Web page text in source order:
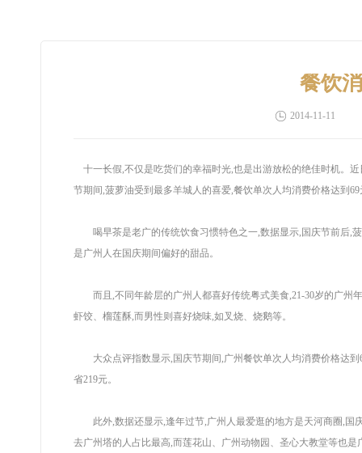
餐饮
2014-11-11
十一长假,不仅是吃货们的幸福时光,也是出游放松的绝佳时机。
节期间,菠萝油受到最多羊城人的喜爱,餐饮单次人均消费价格达到69
喝早茶是老广的传统饮食习惯特色之一,数据显示,国庆节前后,
是广州人在国庆期间偏好的甜品。
而且,不同年龄层的广州人都喜好传统粤式美食,21-30岁的广州
虾饺、榴莲酥,而男性则喜好烧味,如叉烧、烧鹅等。
大众点评指数显示,国庆节期间,广州餐饮单次人均消费价格达到
省219元。
此外,数据还显示,逢年过节,广州人最爱逛的地方是天河商圈,国
去广州塔的人占比最高,而莲花山、广州动物园、圣心大教堂等也是